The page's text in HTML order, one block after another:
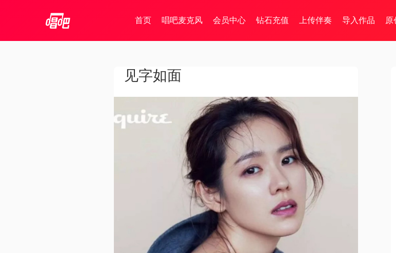
首页 唱吧麦克风 会员中心 钻石充值 上传伴奏 导入作品 原
见字如面